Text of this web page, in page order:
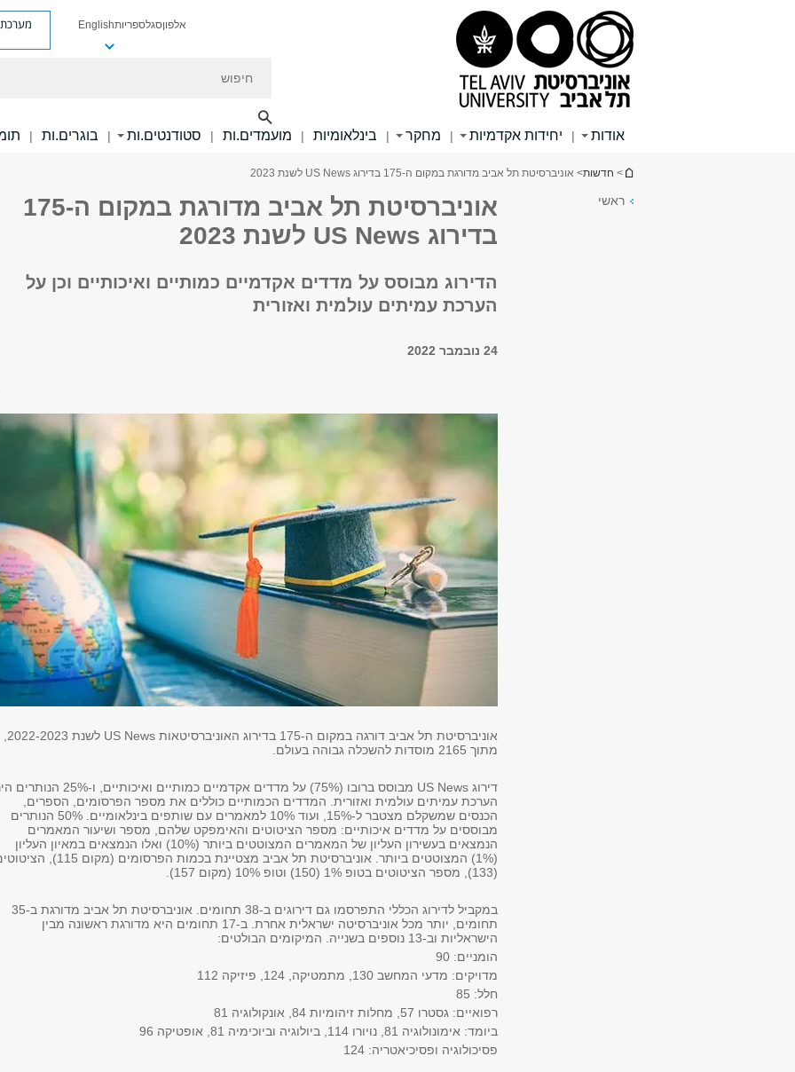
אלפוןסגלספריותEnglish מערכת
אודות | יחידות אקדמיות | מחקר | בינלאומיות | מועמדים.ות | סטודנטים.ות | בוגרים.ות |
הינך נמצא כאן
> חדשות> אוניברסיטת תל אביב מדורגת במקום ה-175 בדירוג US News לשנת 2023
ראשי
אוניברסיטת תל אביב מדורגת במקום ה-175
בדירוג US News לשנת 2023
הדירוג מבוסס על מדדים אקדמיים כמותיים ואיכותיים וכן על
הערכת עמיתים עולמית ואזורית
24 נובמבר 2022
אוניברסיטת תל אביב דורגה במקום ה-175 בדירוג האוניברסיטאות US News
מתוך 2165 מוסדות להשכלה גבוהה בעולם.
דירוג US News
מבוסס ברובו (75%) על מדדים אקדמיים כמותיים ואיכותיים, ו-
הערכת עמיתים עולמית ואזורית. המדדים הכמותיים כוללים את מספר הפרסומים, הספרים,
הכנסים שמשקלם מצטבר ל-15%, ועוד 10% למאמרים עם שותפים בינלאומיים. 50% הנותרים
מבוססים על מדדים איכותיים: מספר הציטוטים והאימפקט שלהם, מספר ושיעור המאמרים
הנמצאים
בעשירון העליון של המאמרים המצוטטים ביותר (10%) ואלו הנמצאים במאיון העליון
(1%)
המצוטטים ביותר. אוניברסיטת תל אביב מצטיינת בכמות הפרסומים (מקום 115),
(133), מספר הציטוטים בטופ 1% (150) וטופ 10% (מקום 157).
במקביל לדירוג הכללי התפרסמו גם דירוגים ב-38 תחומים. אוניברסיטת תל אביב מדורגת ב-35
תחומים, יותר מכל אוניברסיטה ישראלית אחרת. ב-17 תחומים היא מדורגת ראשונה מבין
הישראליות וב-13 נוספים בשנייה. המיקומים הבולטים:
הומניים: 90
מדויקים: מדעי המחשב 130, מתמטיקה, 124, פיזיקה 112
חלל: 85
רפואיים: גסטרו 57, מחלות זיהומיות 84, אונקולוגיה 81
ביומד: אימונולוגיה 81, נויורו 114, ביולוגיה וביוכימיה 81, אופטיקה 96
פסיכולוגיה ופסיכיאטריה: 124